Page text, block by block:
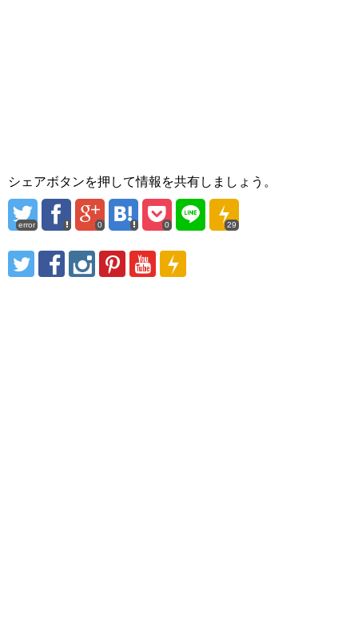
シェアボタンを押して情報を共有しましょう。
error 0 0 29